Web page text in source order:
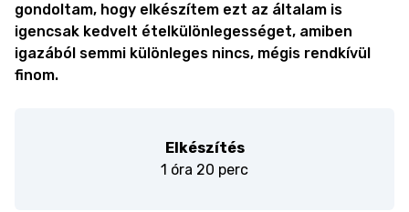
gondoltam, hogy elkészítem ezt az általam is
igencsak kedvelt ételkülönlegességet, amiben
igazából semmi különleges nincs, mégis rendkívül
finom.
Elkészítés
1 óra 20 perc